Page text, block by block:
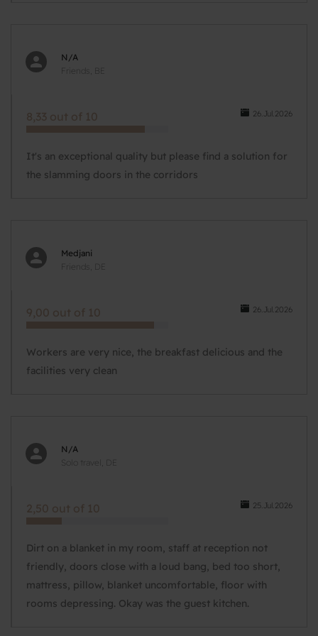
N/A
Friends, BE
26.Jul.2026
8,33 out of 10
It's an exceptional quality but please find a solution for
the slamming doors in the corridors
Medjani
Friends, DE
26.Jul.2026
9,00 out of 10
Workers are very nice, the breakfast delicious and the
facilities very clean
N/A
Solo travel, DE
25.Jul.2026
2,50 out of 10
Dirt on a blanket in my room, staff at reception not
friendly, doors close with a loud bang, bed too short,
mattress, pillow, blanket uncomfortable, floor with
rooms depressing. Okay was the guest kitchen.